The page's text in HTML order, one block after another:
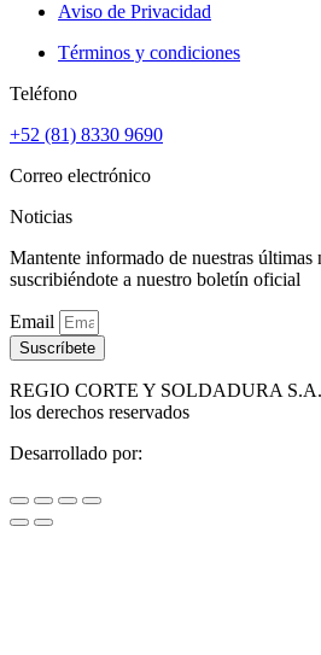
Aviso de Privacidad
Términos y condiciones
Teléfono
+52 (81) 8330 9690
Correo electrónico
Noticias
Mantente informado de nuestras últimas
suscribiéndote a nuestro boletín oficial
Email
Suscríbete
REGIO CORTE Y SOLDADURA
los derechos reservados
Desarrollado por: